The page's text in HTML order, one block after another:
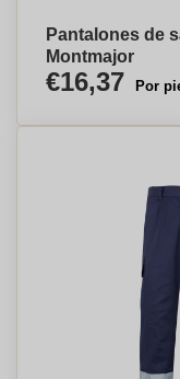
Pantalones de
Montmajor
€16,37 Por